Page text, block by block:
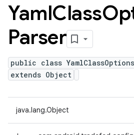
YamlClass
Parser
public class
extends Object
java.lang.Object